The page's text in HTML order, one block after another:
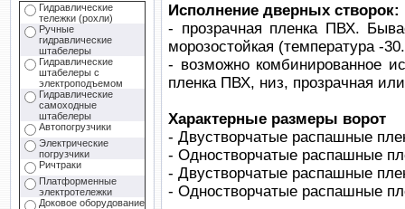
Гидравлические
тележки (рохли)
Ручные
гидравлические
штабелеры
Гидравлические
штабелеры с
электроподъемом
Гидравлические
самоходные
штабелеры
Автопогрузчики
Электрические
погрузчики
Ричтраки
Платформенные
электротележки
Доковое оборудование
Исполнение дверных створок:
- прозрачная пленка ПВХ.
морозостойкая (температура -
- возможно комбинированное
пленка ПВХ, низ, прозрачная
Характерные размеры ворот
- Двустворчатые распашные
- Одностворчатые распашные
- Двустворчатые распашные
- Одностворчатые распашные